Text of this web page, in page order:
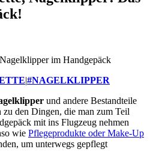
|#NAGELKLIPPER
und andere Bestandteile
zu den Dingen, die man zum Teil
mit ins Flugzeug nehmen
wie Pflegeprodukte oder Make-Up
um unterwegs gepflegt